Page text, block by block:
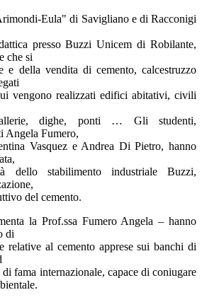
Eula" di Savigliano e di Racconigi
presso Buzzi Unicem di Robilante,
che si
e della vendita di cemento, calcestruzzo
vengono realizzati edifici abitativi, civili
dighe, ponti … Gli studenti,
Angela Fumero,
Vasquez e Andrea Di Pietro, hanno
dello stabilimento industriale Buzzi,
del cemento.
la Prof.ssa Fumero Angela – hanno
di
relative al cemento apprese sui banchi di
di fama internazionale, capace di coniugare